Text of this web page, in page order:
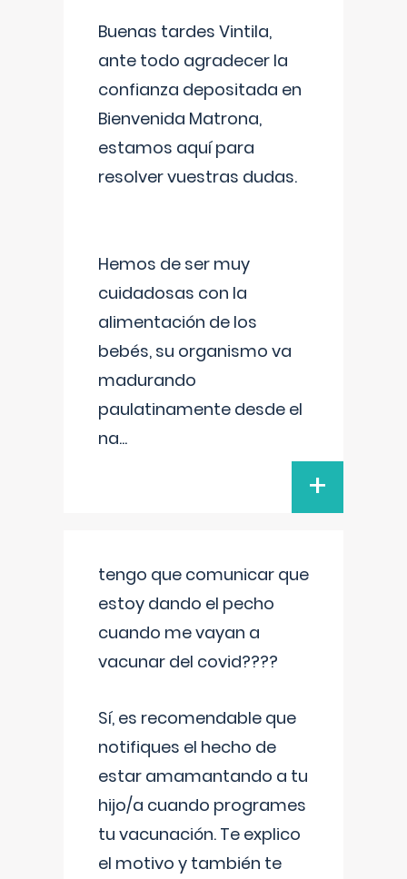
Buenas tardes Vintila,
ante todo agradecer la
confianza depositada en
Bienvenida Matrona,
estamos aquí para
resolver vuestras dudas.
Hemos de ser muy
cuidadosas con la
alimentación de los
bebés, su organismo va
madurando
paulatinamente desde el
na...
+
tengo que comunicar que
estoy dando el pecho
cuando me vayan a
vacunar del covid????
Sí, es recomendable que
notifiques el hecho de
estar amamantando a tu
hijo/a cuando programes
tu vacunación. Te explico
el motivo y también te